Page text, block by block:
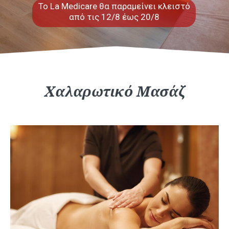
Το La Medicare θα παραμείνει κλειστό
από τις 12/8 έως 20/8
Xαλαρωτικό Μασάζ